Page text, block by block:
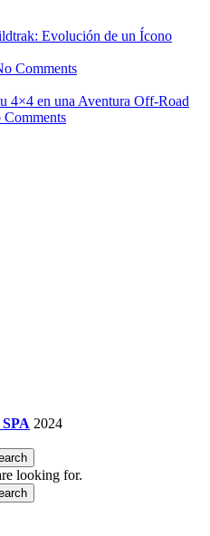
Evolución de un Ícono
Comments
4×4 en una Aventura Off-Road
Comments
2024
looking for.